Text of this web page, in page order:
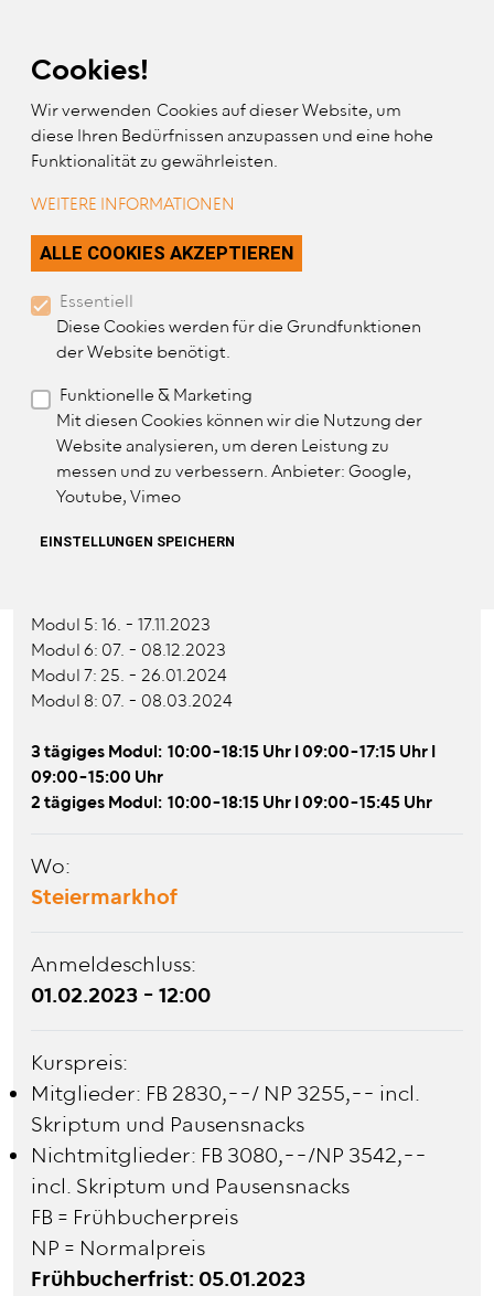
Cookies!
Wir verwenden Cookies auf dieser Website, um
diese Ihren Bedürfnissen anzupassen und eine hohe
Funktionalität zu gewährleisten.
WEITERE INFORMATIONEN
ALLE COOKIES AKZEPTIEREN
Essentiell
Diese Cookies werden für die Grundfunktionen
der Website benötigt.
Funktionelle & Marketing
Mit diesen Cookies können wir die Nutzung der
Website analysieren, um deren Leistung zu
messen und zu verbessern. Anbieter: Google,
Youtube, Vimeo
EINSTELLUNGEN SPEICHERN
Lehrgang: Systemische
Coachingkompetenz für
Ergotherapeut*innen
Wann:
02.03.2023 bis
Modul 2: 04. - 05.05.2023
Modul 5: 16. - 17.11.2023
Modul 6: 07. - 08.12.2023
Modul 7: 25. - 26.01.2024
Modul 8: 07. - 08.03.2024
3 tägiges Modul: 10:00-18:15 Uhr I 09:00-17:15 Uhr I
09:00-15:00 Uhr
2 tägiges Modul: 10:00-18:15 Uhr I 09:00-15:45 Uhr
Wo:
Steiermarkhof
Anmeldeschluss:
01.02.2023 - 12:00
Kurspreis:
Mitglieder: FB 2830,--/ NP 3255,-- incl.
Skriptum und Pausensnacks
Nichtmitglieder: FB 3080,--/NP 3542,--
incl. Skriptum und Pausensnacks
FB = Frühbucherpreis
NP = Normalpreis
Frühbucherfrist: 05.01.2023